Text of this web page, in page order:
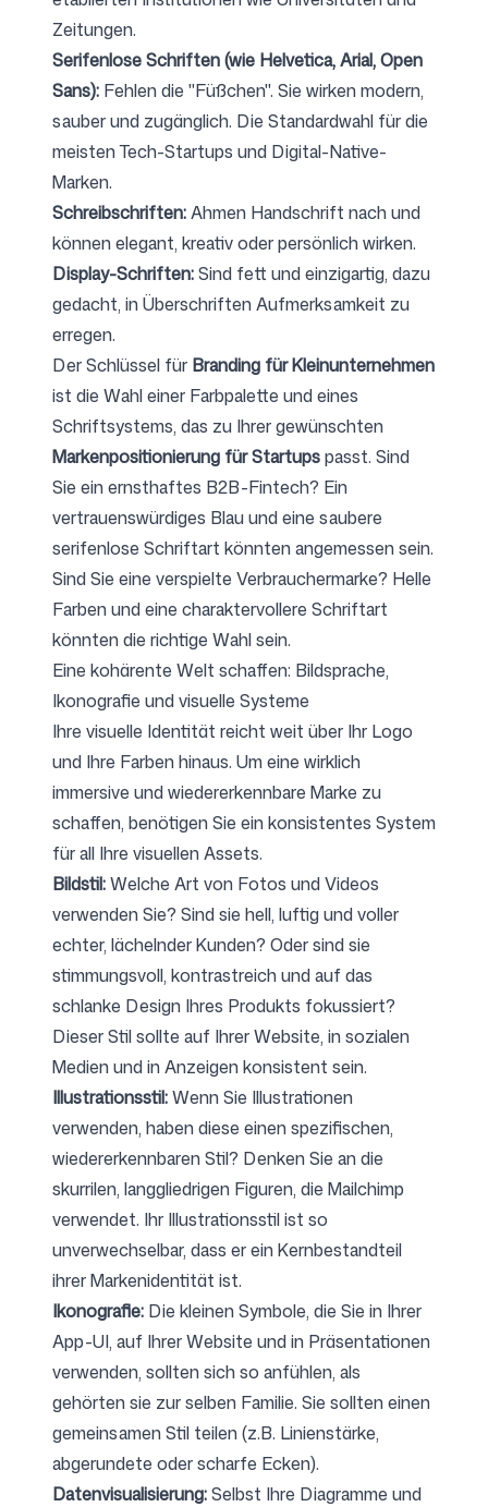
Zeitungen.
Serifenlose Schriften (wie Helvetica, Arial, Open
Sans): Fehlen die "Füßchen". Sie wirken modern,
sauber und zugänglich. Die Standardwahl für die
meisten Tech-Startups und Digital-Native-
Marken.
Schreibschriften:Ahmen Handschrift nach und
können elegant, kreativ oder persönlich wirken.
Display-Schriften:Sind fett und einzigartig, dazu
gedacht, in Überschriften Aufmerksamkeit zu
erregen.
Der Schlüssel für Branding für Kleinunternehmen
ist die Wahl einer Farbpalette und eines
Schriftsystems, das zu Ihrer gewünschten
Markenpositionierung für Startupspasst. Sind
Sie ein ernsthaftes B2B-Fintech? Ein
vertrauenswürdiges Blau und eine saubere
serifenlose Schriftart könnten angemessen sein.
Sind Sie eine verspielte Verbrauchermarke? Helle
Farben und eine charaktervollere Schriftart
könnten die richtige Wahl sein.
Eine kohärente Welt schaffen: Bildsprache,
Ikonografie und visuelle Systeme
Ihre visuelle Identität reicht weit über Ihr Logo
und Ihre Farben hinaus. Um eine wirklich
immersive und wiedererkennbare Marke zu
schaffen, benötigen Sie ein konsistentes System
für all Ihre visuellen Assets.
Bildstil:Welche Art von Fotos und Videos
verwenden Sie? Sind sie hell, luftig und voller
echter, lächelnder Kunden? Oder sind sie
stimmungsvoll, kontrastreich und auf das
schlanke Design Ihres Produkts fokussiert?
Dieser Stil sollte auf Ihrer Website, in sozialen
Medien und in Anzeigen konsistent sein.
Illustrationsstil:Wenn Sie Illustrationen
verwenden, haben diese einen spezifischen,
wiedererkennbaren Stil? Denken Sie an die
skurrilen, langgliedrigen Figuren, die Mailchimp
verwendet. Ihr Illustrationsstil ist so
unverwechselbar, dass er ein Kernbestandteil
ihrer Markenidentität ist.
Ikonografie: Die kleinen Symbole, die Sie in Ihrer
App-UI, auf Ihrer Website und in Präsentationen
verwenden, sollten sich so anfühlen, als
gehörten sie zur selben Familie. Sie sollten einen
gemeinsamen Stil teilen (z.B. Linienstärke,
abgerundete oder scharfe Ecken).
Datenvisualisierung:Selbst Ihre Diagramme und